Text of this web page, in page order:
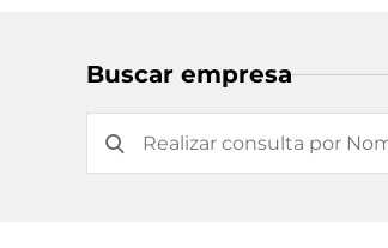
Buscar empresa